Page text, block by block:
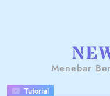
Tutorial
Menebar